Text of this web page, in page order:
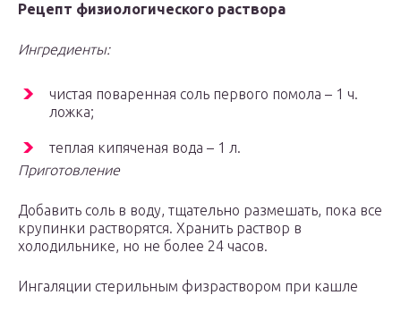
Рецепт физиологического раствора
Ингредиенты:
чистая поваренная соль первого помола – 1 ч.
ложка;
теплая кипяченая вода – 1 л.
Приготовление
Добавить соль в воду, тщательно размешать, пока все
крупинки растворятся. Хранить раствор в
холодильнике, но не более 24 часов.
Ингаляции стерильным физраствором при кашле